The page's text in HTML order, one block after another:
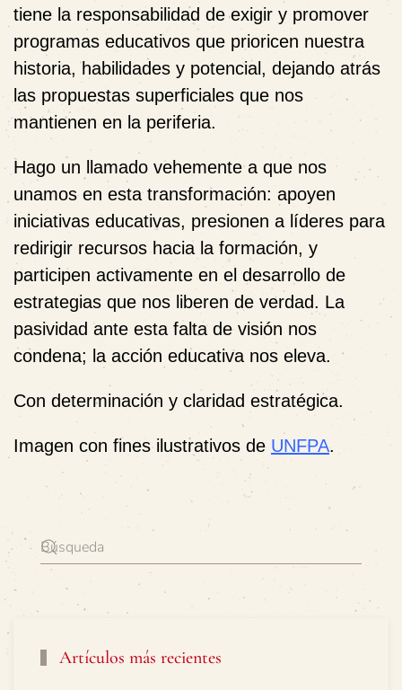
tiene la responsabilidad de exigir y promover
programas educativos que prioricen nuestra
historia, habilidades y potencial, dejando atrás
las propuestas superficiales que nos
mantienen en la periferia.
Hago un llamado vehemente a que nos
unamos en esta transformación: apoyen
iniciativas educativas, presionen a líderes para
redirigir recursos hacia la formación, y
participen activamente en el desarrollo de
estrategias que nos liberen de verdad. La
pasividad ante esta falta de visión nos
condena; la acción educativa nos eleva.
Con determinación y claridad estratégica.
Imagen con fines ilustrativos de UNFPA.
Artículos más recientes